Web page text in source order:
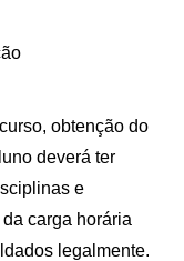
obtenção do
deverá ter
e
carga horária
legalmente.